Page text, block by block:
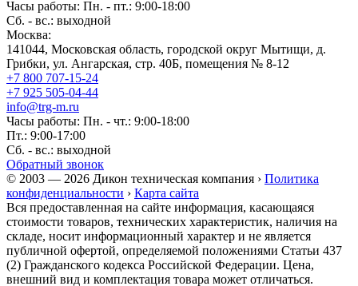
Часы работы: Пн. - пт.: 9:00-18:00
Сб. - вс.: выходной
Москва:
141044, Московская область, городской округ Мытищи, д.
Грибки, ул. Ангарская, стр. 40Б, помещения № 8-12
+7 800 707-15-24
+7 925 505-04-44
info@trg-m.ru
Часы работы: Пн. - чт.: 9:00-18:00
Пт.: 9:00-17:00
Сб. - вс.: выходной
Обратный звонок
© 2003 — 2026 Дикон техническая компания › Политика
конфиденциальности › Карта сайта
Вся предоставленная на сайте информация, касающаяся
стоимости товаров, технических характеристик, наличия на
складе, носит информационный характер и не является
публичной офертой, определяемой положениями Статьи 437
(2) Гражданского кодекса Российской Федерации. Цена,
внешний вид и комплектация товара может отличаться.